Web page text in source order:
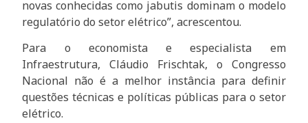
novas conhecidas como jabutis dominam o modelo
regulatório do setor elétrico”, acrescentou.
Para o economista e especialista em
Infraestrutura, Cláudio Frischtak, o Congresso
Nacional não é a melhor instância para definir
questões técnicas e políticas públicas para o setor
elétrico.